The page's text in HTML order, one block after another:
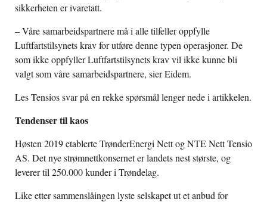
sikkerheten er ivaretatt.
– Våre samarbeidspartnere må i alle tilfeller oppfylle
Luftfartstilsynets krav for utføre denne typen operasjoner. De
som ikke oppfyller Luftfartstilsynets krav vil ikke kunne bli
valgt som våre samarbeidspartnere, sier Eidem.
Les Tensios svar på en rekke spørsmål lenger nede i artikkelen.
Tendenser til kaos
Høsten 2019 etablerte TrønderEnergi Nett og NTE Nett Tensio
AS. Det nye strømnettkonsernet er landets nest største, og
leverer til 250.000 kunder i Trøndelag.
Like etter sammenslåingen lyste selskapet ut et anbud for